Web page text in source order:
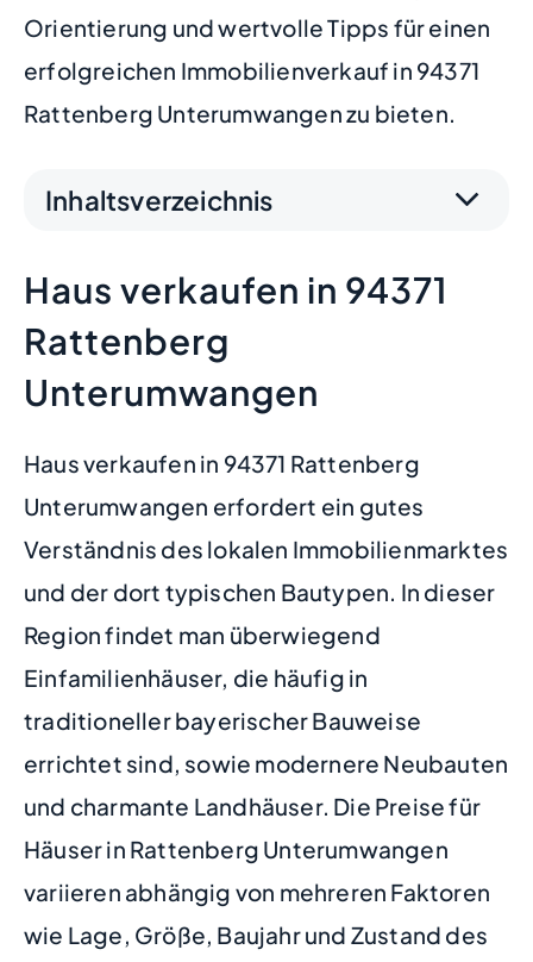
Orientierung und wertvolle Tipps für einen
erfolgreichen Immobilienverkauf in 94371
Rattenberg Unterumwangen zu bieten.
Inhaltsverzeichnis
Haus verkaufen in 94371
Rattenberg
Unterumwangen
Haus verkaufen in 94371 Rattenberg
Unterumwangen erfordert ein gutes
Verständnis des lokalen Immobilienmarktes
und der dort typischen Bautypen. In dieser
Region findet man überwiegend
Einfamilienhäuser, die häufig in
traditioneller bayerischer Bauweise
errichtet sind, sowie modernere Neubauten
und charmante Landhäuser. Die Preise für
Häuser in Rattenberg Unterumwangen
variieren abhängig von mehreren Faktoren
wie Lage, Größe, Baujahr und Zustand des